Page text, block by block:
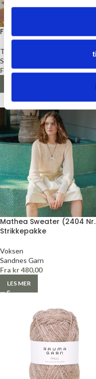
Fleur Scrunchie,
Tilbehør
Sandnes Garn
Frakr145,00
Mathea Sweater (2404
Strikkepakke
Voksen
Sandnes Garn
Fra kr480,00
LES MER